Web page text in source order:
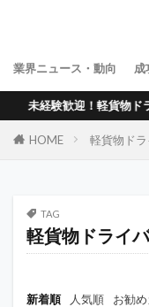
業界ニュース・動向 成
未経験歓迎！軽貨物ド
HOME 軽貨物ド
TAG
軽貨物ドライ
新着順 人気順 お勧